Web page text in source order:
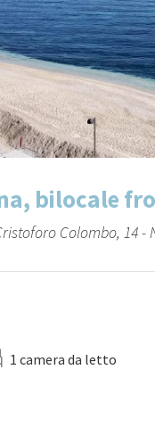
bilocale
Colombo, 14 -
1 camera da letto